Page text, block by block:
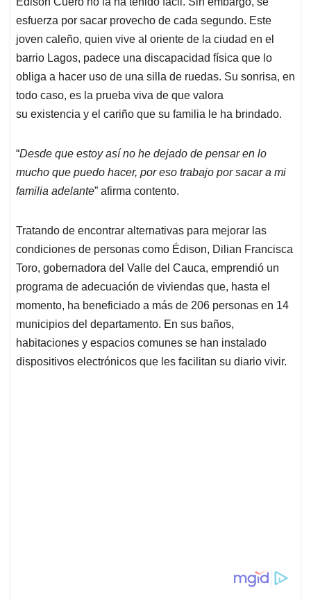
s
A
p
p
b
o
o
k
e
d
I
n
l
a
d
s
esfuerza por sacar provecho de cada segundo. Este
joven caleño, quien vive al oriente de la ciudad en el
barrio Lagos, padece una discapacidad física que lo
obliga a hacer uso de una silla de ruedas. Su sonrisa, en
todo caso, es la prueba viva de que valora
su existencia y el cariño que su familia le ha brindado.
“Desde que estoy así no he dejado de pensar en lo
mucho que puedo hacer, por eso trabajo por sacar a mi
familia adelante” afirma contento.
Tratando de encontrar alternativas para mejorar las
condiciones de personas como Édison, Dilian Francisca
Toro, gobernadora del Valle del Cauca, emprendió un
programa de adecuación de viviendas que, hasta el
momento, ha beneficiado a más de 206 personas en 14
municipios del departamento. En sus baños,
habitaciones y espacios comunes se han instalado
dispositivos electrónicos que les facilitan su diario vivir.